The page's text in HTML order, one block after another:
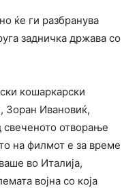
ќе ги разбранува
задничка држава со
кошаркарски
Зоран Ивановиќ,
отворање
на филмот е за време
во Италија,
војна со која